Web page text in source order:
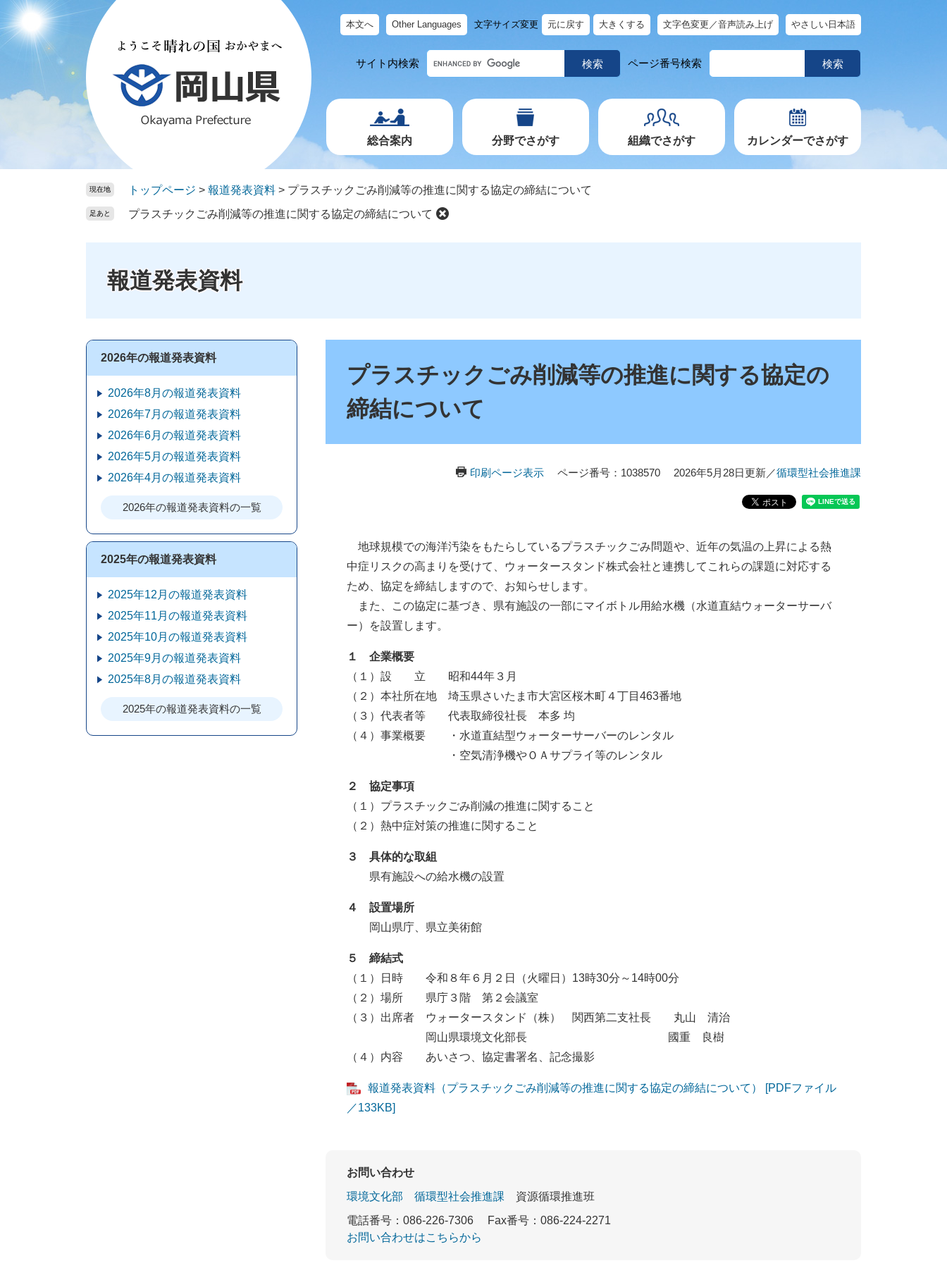
ー
ジ
ニ
ュ
本文へ Other Languages 文字サイズ変更 元に戻す 大きくする 文字色変更／音声読み上げ やさしい日本語
サイト内検索
キ
ー
ワ
ド
ページ番号検索
ペ
ジ
号
総合案内 分野でさがす 組織でさがす カレンダーでさがす
現在地 トップページ > 報道発表資料 > プラスチックごみ削減等の推進に関する協定の締結について
足あと プラスチックごみ削減等の推進に関する協定の締結について
報道発表資料
プラスチックごみ削減等の推進に関する協定の
締結について
印刷ページ表示 ページ番号：1038570 2026年5月28日更新／循環型社会推進課
地球規模での海洋汚染をもたらしているプラスチックごみ問題や、近年の気温の上昇による熱
中症リスクの高まりを受けて、ウォータースタンド株式会社と連携してこれらの課題に対応する
ため、協定を締結しますので、お知らせします。
また、この協定に基づき、県有施設の一部にマイボトル用給水機（水道直結ウォーターサーバ
ー）を設置します。
１ 企業概要
（１）設 立 昭和44年３月
（２）本社所在地 埼玉県さいたま市大宮区桜木町４丁目463番地
（３）代表者等 代表取締役社長 本多 均
（４）事業概要 ・水道直結型ウォーターサーバーのレンタル
・空気清浄機やＯＡサプライ等のレンタル
２ 協定事項
（１）プラスチックごみ削減の推進に関すること
（２）熱中症対策の推進に関すること
３ 具体的な取組
県有施設への給水機の設置
４ 設置場所
岡山県庁、県立美術館
５ 締結式
（１）日時 令和８年６月２日（火曜日）13時30分～14時00分
（２）場所 県庁３階 第２会議室
（３）出席者 ウォータースタンド（株） 関西第二支社長 丸山 清治
岡山県環境文化部長 國重 良樹
（４）内容 あいさつ、協定書署名、記念撮影
報道発表資料（プラスチックごみ削減等の推進に関する協定の締結について） [PDFファイル
／133KB]
お問い合わせ
環境文化部
循環型社会推進課
資源循環推進班
電話番号：086-226-7306
Fax番号：086-224-2271
お問い合わせはこちらから
2026年の報道発表資料
2026年8月の報道発表資料
2026年7月の報道発表資料
2026年6月の報道発表資料
2026年5月の報道発表資料
2026年4月の報道発表資料
2026年の報道発表資料の一覧
2025年の報道発表資料
2025年12月の報道発表資料
2025年11月の報道発表資料
2025年10月の報道発表資料
2025年9月の報道発表資料
2025年8月の報道発表資料
2025年の報道発表資料の一覧